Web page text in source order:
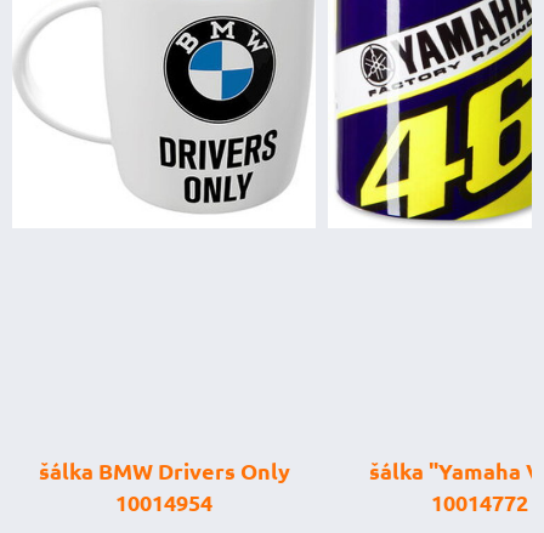
šálka "Yamaha VR46"
10014772
štartovací
digitálnym